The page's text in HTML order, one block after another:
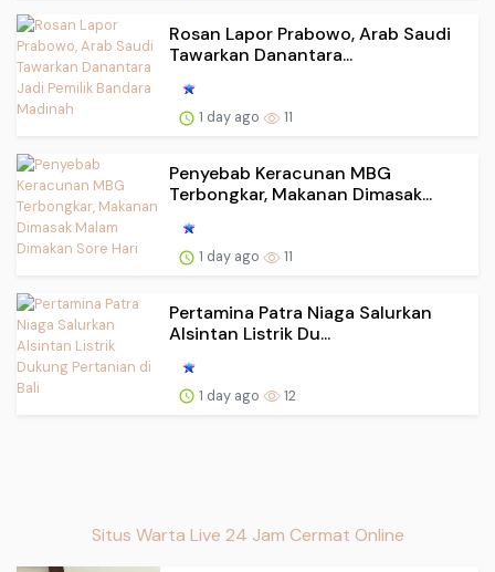
Rosan Lapor Prabowo, Arab Saudi
Tawarkan Danantara...
1 day ago 11
Penyebab Keracunan MBG
Terbongkar, Makanan Dimasak...
1 day ago 11
Pertamina Patra Niaga Salurkan
Alsintan Listrik Du...
1 day ago 12
Situs Warta Live 24 Jam Cermat Online